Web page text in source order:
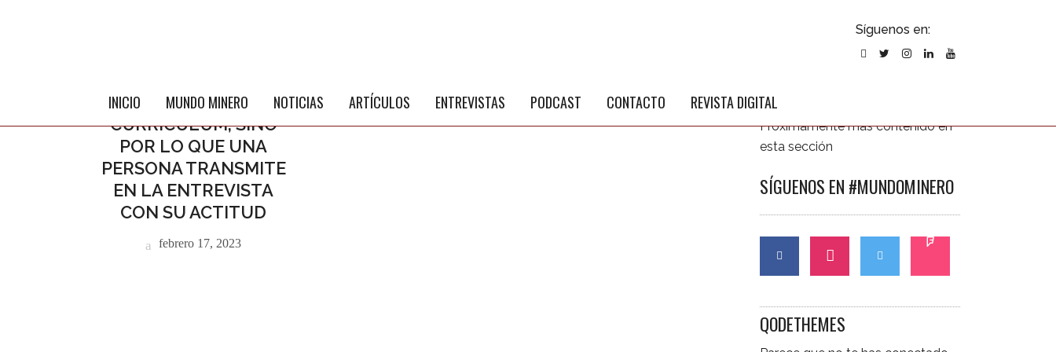
Síguenos en:
INICIO MUNDO MINERO NOTICIAS ARTÍCULOS ENTREVISTAS PODCAST CONTACTO REVISTA DIGITAL
SOLO POR EL
CURRÍCULUM, SINO
POR LO QUE UNA
PERSONA TRANSMITE
EN LA ENTREVISTA
CON SU ACTITUD
febrero 17, 2023
Próximamente más contenido en
esta sección
SÍGUENOS EN #MUNDOMINERO
QODETHEMES
CONTÁCTANOS